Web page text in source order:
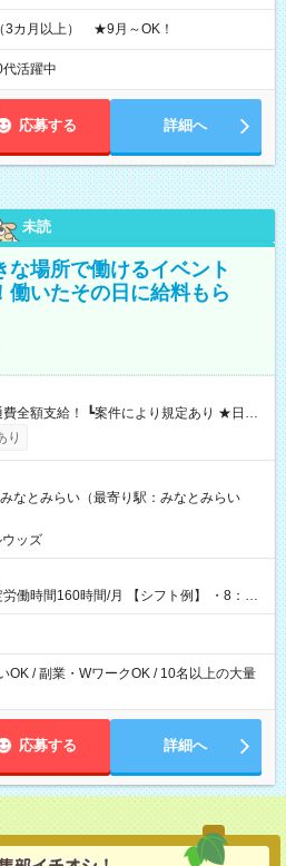
3カ月以上） ★9月～OK！
活躍中
応募する 詳細へ
未読
な場所で働けるイベント
いたその日に給料もら
┗働いたその日に現金GET♪ お仕事後はコ
引き落とせます！ 【試用期間】試
り
なとみらい（最寄り駅：みなとみらい
ッズ
時間/月 【シフト例】 ・8：00
OK / 副業・WワークOK / 10名以上の大量
応募する 詳細へ